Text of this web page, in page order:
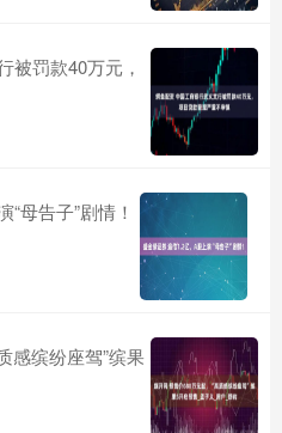
被罚款40万元，
母告子”剧情！
感缤纷座驾”缤果